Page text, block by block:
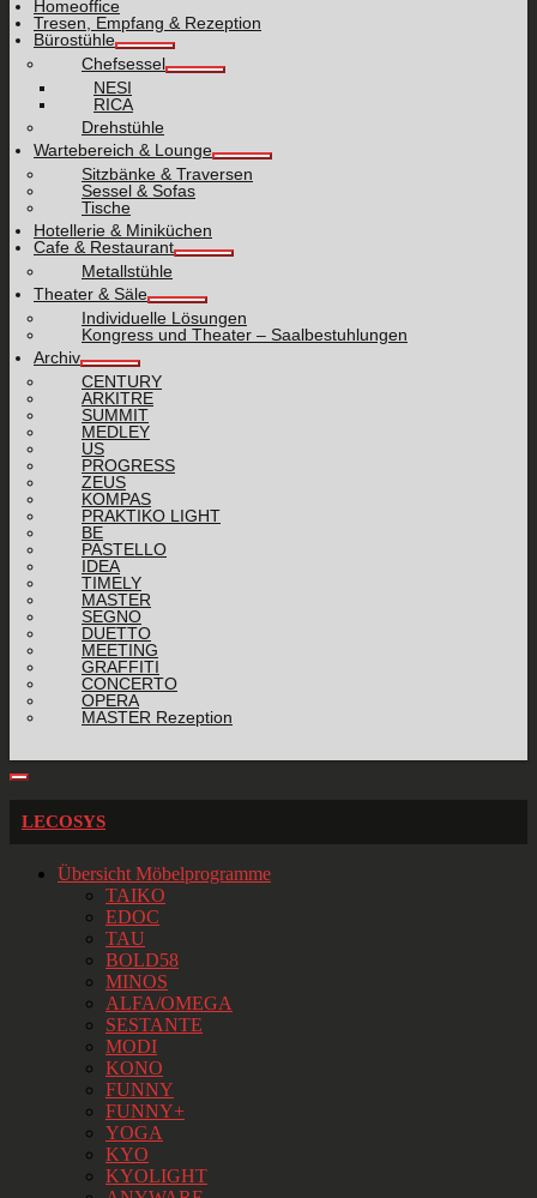
Homeoffice
Tresen, Empfang & Rezeption
Bürostühle
Chefsessel
NESI
RICA
Drehstühle
Wartebereich & Lounge
Sitzbänke & Traversen
Sessel & Sofas
Tische
Hotellerie & Miniküchen
Cafe & Restaurant
Metallstühle
Theater & Säle
Individuelle Lösungen
Kongress und Theater – Saalbestuhlungen
Archiv
CENTURY
ARKITRE
SUMMIT
MEDLEY
US
PROGRESS
ZEUS
KOMPAS
PRAKTIKO LIGHT
BE
PASTELLO
IDEA
TIMELY
MASTER
SEGNO
DUETTO
MEETING
GRAFFITI
CONCERTO
OPERA
MASTER Rezeption
LECOSYS
Übersicht Möbelprogramme
TAIKO
EDOC
TAU
BOLD58
MINOS
ALFA/OMEGA
SESTANTE
MODI
KONO
FUNNY
FUNNY+
YOGA
KYO
KYOLIGHT